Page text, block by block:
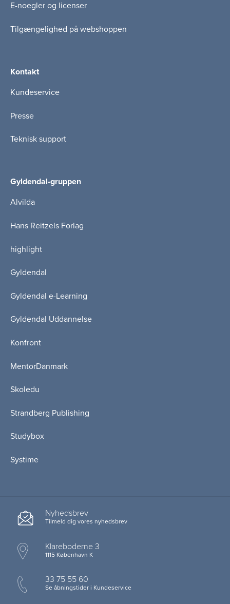
E-noegler og licenser
Tilgængelighed på webshoppen
Kontakt
Kundeservice
Presse
Teknisk support
Gyldendal-gruppen
Alvilda
Hans Reitzels Forlag
highlight
Gyldendal
Gyldendal e-Learning
Gyldendal Uddannelse
Konfront
MentorDanmark
Skoledu
Strandberg Publishing
Studybox
Systime
Nyhedsbrev
Tilmeld dig vores nyhedsbrev
Klareboderne 3
1115 København K
33 75 55 60
Se åbningstider i Kundeservice